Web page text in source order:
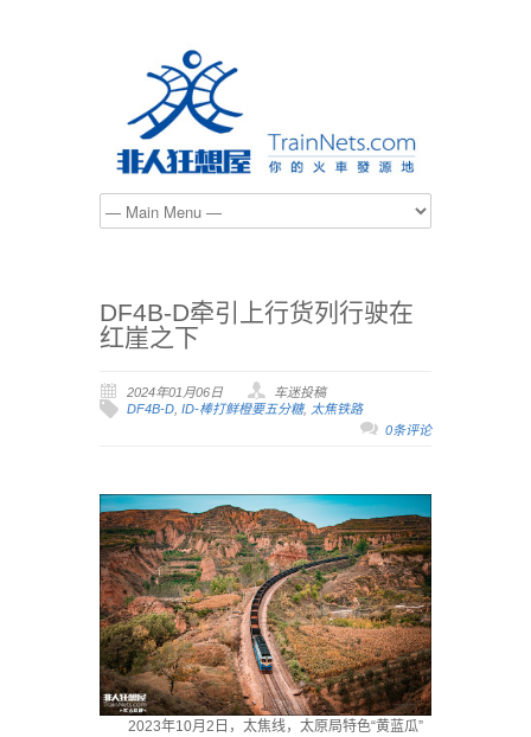
DF4B-D牵引上行货列行驶在
红崖之下
2024年01月06日
车迷投稿
DF4B-D, ID-棒打鲜橙要五分糖, 太焦铁路
0条评论
2023年10月2日，太焦线，太原局特色“黄蓝瓜”